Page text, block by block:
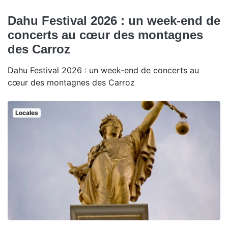
Dahu Festival 2026 : un week-end de
concerts au cœur des montagnes
des Carroz
Dahu Festival 2026 : un week-end de concerts au
cœur des montagnes des Carroz
Locales